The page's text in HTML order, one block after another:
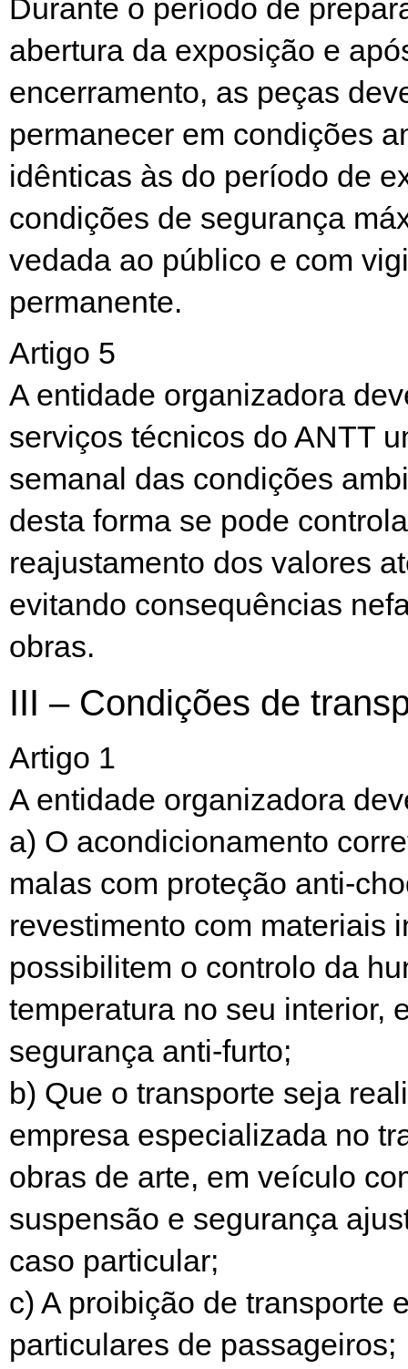
Durante o período de
abertura da exposição e
encerramento, as peças
permanecer em condições
idênticas às do período de
condições de segurança
vedada ao público e com
permanente.
Artigo 5
A entidade organizadora
serviços técnicos do ANTT
semanal das condições
desta forma se pode
reajustamento dos valores
evitando consequências
obras.
III – Condições de
Artigo 1
A entidade organizadora
a) O acondicionamento
malas com proteção anti-
revestimento com materiais
possibilitem o controlo da
temperatura no seu interior,
segurança anti-furto;
b) Que o transporte seja
empresa especializada no
obras de arte, em veículo
suspensão e segurança
caso particular;
c) A proibição de transporte
particulares de passageiros;